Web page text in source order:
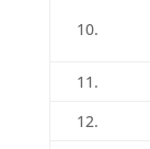
10.
11.
12.